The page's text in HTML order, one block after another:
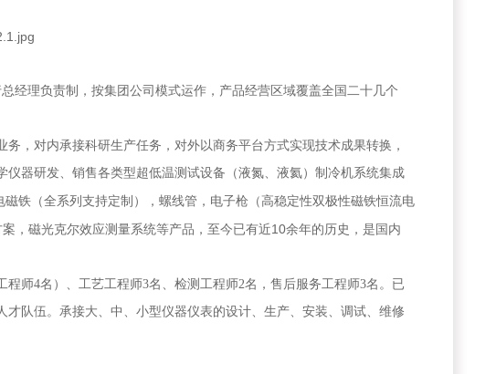
经理负责制，按集团公司模式运作，产品经营区域覆盖全国二十几个
，对内承接科研生产任务，对外以商务平台方式实现技术成果转换，
器研发、销售各类型超低温测试设备（液氮、液氦）制冷机系统集成
铁（全系列支持定制），螺线管，电子枪（高稳定性双极性磁铁恒流电
，磁光克尔效应测量系统等产品，至今已有近10余年的历史，是国内
程师4名）、工艺工程师3名、检测工程师2名，售后服务工程师3名。已
队伍。承接大、中、小型仪器仪表的设计、生产、安装、调试、维修